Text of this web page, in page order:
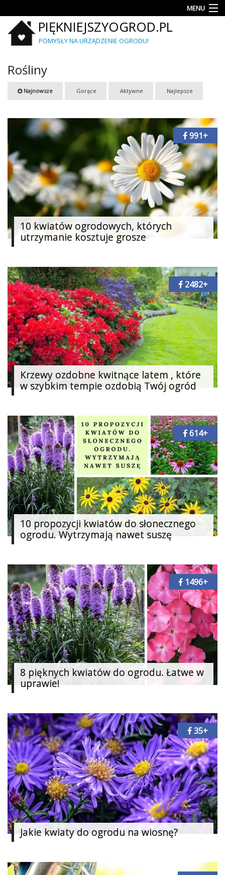
MENU
Rośliny
Aranżacje
i
projekty
Mały
ogród
Meble
i
wyposażenie
Dodatki
balkon
Dekoracje
Najlepsze
Kategorie
Dodaj
«
Dodaj
Dodaj
galerię
Dodaj
artykuł
PIĘKNIEJSZYOGROD.PL
POMYSŁY NA URZĄDZENIE OGRODU!
Rośliny
Najnowsze Gorące Aktywne Najlepsze
10 kwiatów ogrodowych, których
utrzymanie kosztuje grosze
991+
Krzewy ozdobne kwitnące latem , które
w szybkim tempie ozdobią Twój ogród
2482+
10 propozycji kwiatów do słonecznego
ogrodu. Wytrzymają nawet suszę
614+
8 pięknych kwiatów do ogrodu. Łatwe w
uprawie!
1496+
Jakie kwiaty do ogrodu na wiosnę?
35+